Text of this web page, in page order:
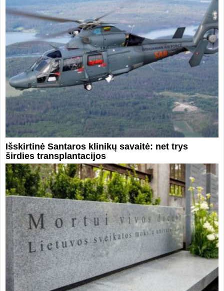
Išskirtinė Santaros klinikų savaitė: net trys
širdies transplantacijos